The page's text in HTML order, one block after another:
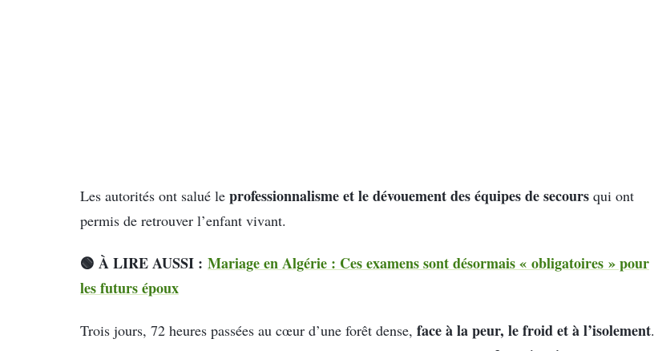
Les autorités ont salué le professionnalisme et le dévouement des équipesde secours qui ont
permis de retrouver l’enfant vivant.
🟢 À LIRE AUSSI : Mariage en Algérie : Ces examens sont désormais « obligatoires » pour
les futurs époux
Trois jours, 72 heures passées au cœur d’une forêt dense, face à la peur, le froid et à l’isolement.